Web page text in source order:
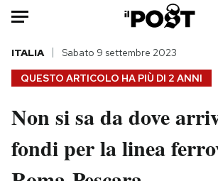
Auto
HOME
Italia
Politica
Moda
QUESTO ARTICOLO HA PIÙ DI 2 ANNI
ITALIA Sabato 9 settembre 2023
Non si sa da dove
fondi per la linea